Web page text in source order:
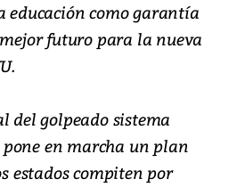
educación como garantía
futuro para la nueva
del golpeado sistema
en marcha un plan
estados compiten por